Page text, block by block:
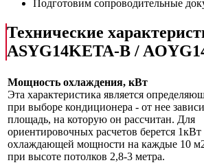
Подготовим сопроводительные
Технические
ASYG14KETA-B /
Мощность охлаждения, кВт
Эта характеристика является
при выборе кондиционера - от нее
площадь, на которую он рассчитан. Для
ориентировочных расчетов берется 1кВт
охлаждающей мощности на каждые 10
при высоте потолков 2,8-3 метра.